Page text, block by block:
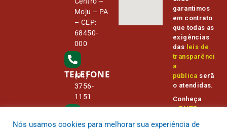
Moju – PA
– CEP:
68450-
000
TELEFONE
(91)
3756-
1151
garantimos
em contrato
que todas as
exigências
das leis de
transparênci
a
pública serã
o atendidas.
Conheça
oPNTPe
Nós usamos cookies para melhorar sua experiência de